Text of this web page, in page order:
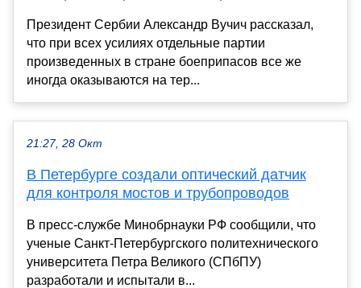
Президент Сербии Александр Вучич рассказал,
что при всех усилиях отдельные партии
произведенных в стране боеприпасов все же
иногда оказываются на тер...
21:27, 28 Окт
В Петербурге создали оптический датчик
для контроля мостов и трубопроводов
В пресс-службе Минобрнауки РФ сообщили, что
ученые Санкт-Петербургского политехнического
университета Петра Великого (СПбПУ)
разработали и испытали в...